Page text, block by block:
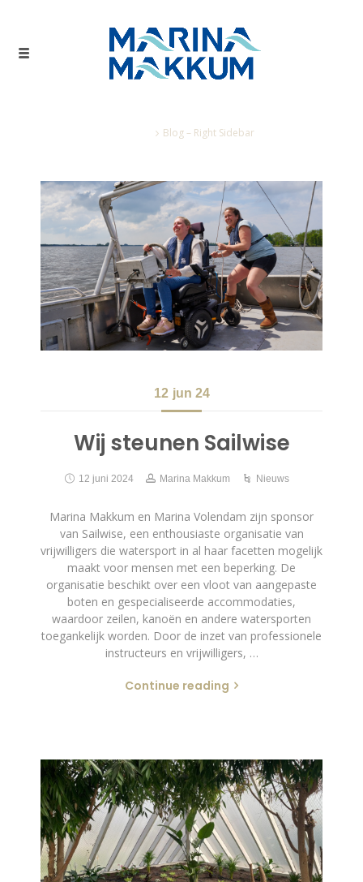
Blog – Right Sidebar
12 jun 24
Wij steunen Sailwise
12 juni 2024 Marina Makkum Nieuws
Marina Makkum en Marina Volendam zijn sponsor
van Sailwise, een enthousiaste organisatie van
vrijwilligers die watersport in al haar facetten mogelijk
maakt voor mensen met een beperking. De
organisatie beschikt over een vloot van aangepaste
boten en gespecialiseerde accommodaties,
waardoor zeilen, kanoën en andere watersporten
toegankelijk worden. Door de inzet van professionele
instructeurs en vrijwilligers, …
Continue reading